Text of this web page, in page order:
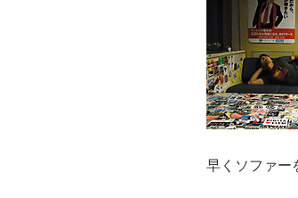
早くソファー